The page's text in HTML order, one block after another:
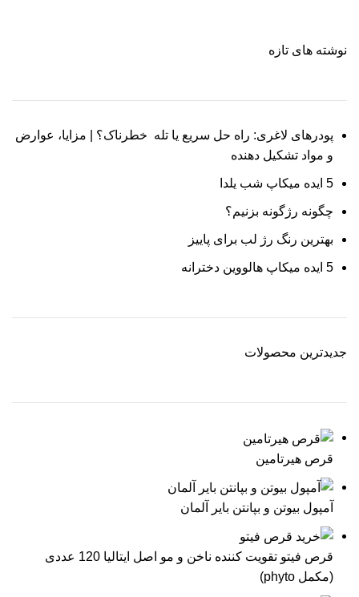
نوشته های تازه
پودرهای لاغری: راه حل سریع یا تله خطرناک؟ | مزایا، عوارض
و مواد تشکیل دهنده
5 ایده میکاپ شب یلدا
چگونه رژگونه بزنیم؟
بهترین رنگ رژ لب برای پاییز
5 ایده میکاپ هالووین دخترانه
جدیدترین محصولات
قرص هیرتامین
آمپول بیوتن و بپانتن بایر آلمان
قرص فیتو تقویت کننده ناخن و مو اصل ایتالیا 120 عددی
(مکمل phyto)